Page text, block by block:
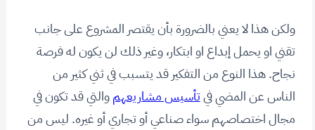
ولكن هذا لا يعني بالضرورة بأن يقتصر المشروع على جانب
تقني او يحمل إبداع او ابتكار، وغير ذلك لن يكون له فرصة
نجاح. هذا النوع من التفكير قد يتسبب في ثني كثير من
الناس عن المضي فيتأسيس مشاريعهموالتي قد تكون في
مجال اختصاصهم سواء صناعي أو تجاري أو غيره. ليس من